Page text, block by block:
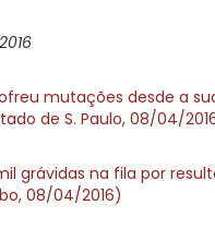
mutações desde a
de S. Paulo, 08/04/
grávidas na fila por
08/04/2016)